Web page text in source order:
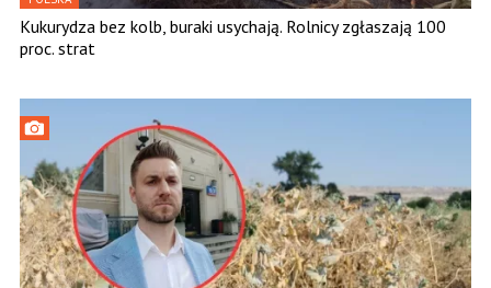
Kukurydza bez kolb, buraki usychają. Rolnicy zgłaszają 100
proc. strat